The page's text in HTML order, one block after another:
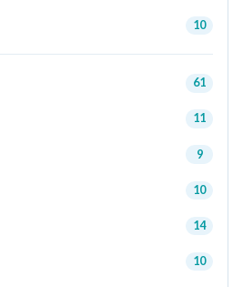
10
61
11
9
10
14
10